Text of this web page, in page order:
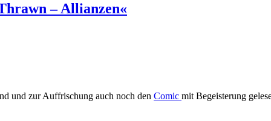
– Allianzen«
und zur Auffrischung auch noch den Comic mit Begeisterung